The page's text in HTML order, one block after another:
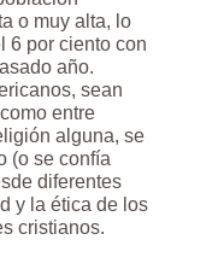
o muy alta, lo
6 por ciento con
año.
sean
entre
alguna, se
(o se confía
diferentes
y la ética de los
cristianos.